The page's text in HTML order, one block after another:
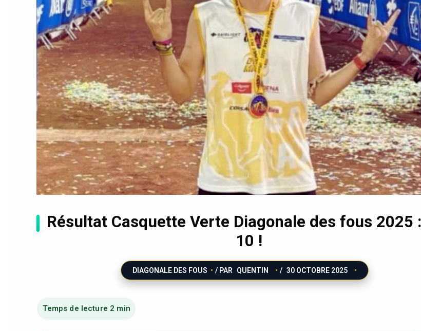
Résultat Casquette Verte Diagonale des fous 2025
10 !
DIAGONALE DES FOUS / PAR QUENTIN / 30 OCTOBRE 2025